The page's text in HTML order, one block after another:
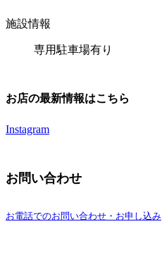
施設情報
専用駐車場有り
お店の最新情報はこちら
Instagram
お問い合わせ
お電話でのお問い合わせ・お申し込み